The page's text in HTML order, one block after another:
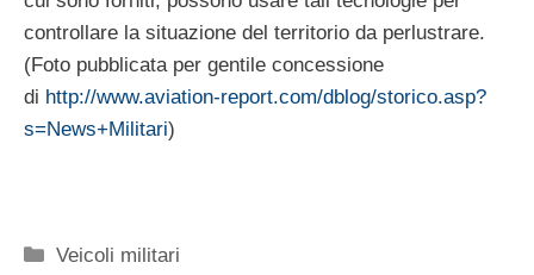
controllare la situazione del territorio da perlustrare.
(Foto pubblicata per gentile concessione
di http://www.aviation-report.com/dblog/storico.asp?
s=News+Militari)
Categorie
Veicoli militari